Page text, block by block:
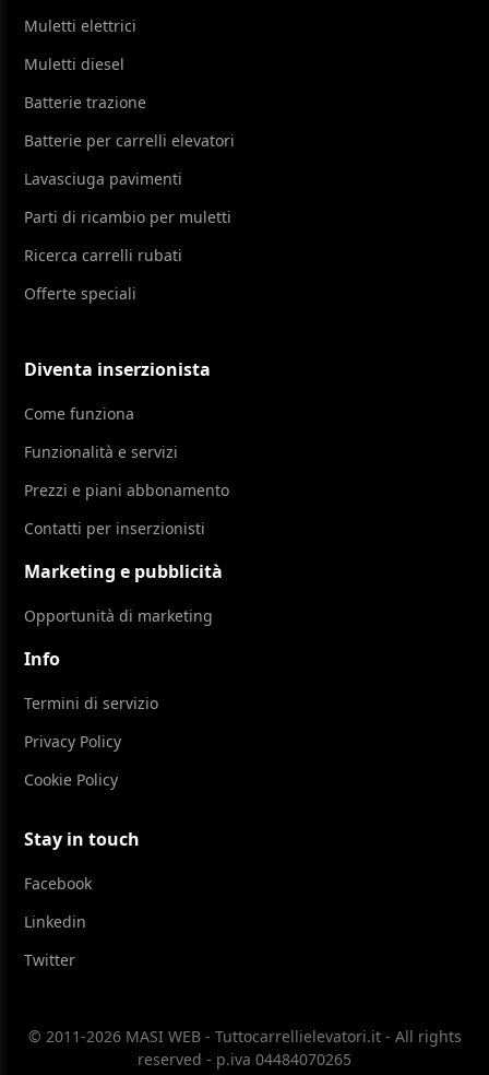
Muletti elettrici
Muletti diesel
Batterie trazione
Batterie per carrelli elevatori
Lavasciuga pavimenti
Parti di ricambio per muletti
Ricerca carrelli rubati
Offerte speciali
Diventa inserzionista
Come funziona
Funzionalità e servizi
Prezzi e piani abbonamento
Contatti per inserzionisti
Marketing e pubblicità
Opportunità di marketing
Info
Termini di servizio
Privacy Policy
Cookie Policy
Stay in touch
Facebook
Linkedin
Twitter
© 2011-2026 MASI WEB - Tuttocarrellielevatori.it - All rights
reserved - p.iva 04484070265